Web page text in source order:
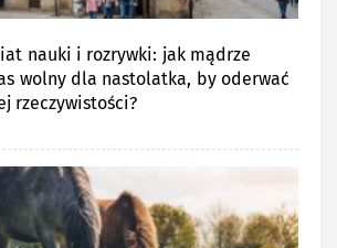
nauki i rozrywki: jak mądrze
wolny dla nastolatka, by oderwać
rzeczywistości?